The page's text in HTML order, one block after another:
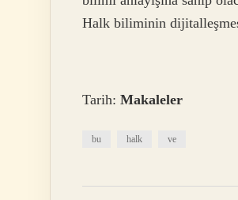
Halk biliminin
Tarih: Makaleler
bu halk ve